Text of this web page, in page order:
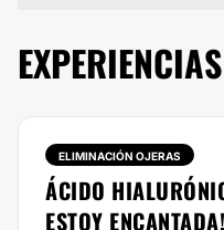
ELIMINACIÓN OJERAS
ÁCIDO
ESTOY